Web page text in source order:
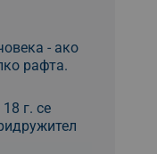
- ако
рафта.
г. се